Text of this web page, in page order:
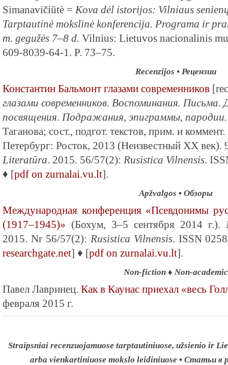
Simanavičiūtė = Kova dėl istorijos: Vilniaus
Tarptautinė mokslinė konferencija. Programa ir
m. gegužės 7–8 d. Vilnius: Lietuvos nacionalinis
609-8039-64-1. P. 73–75.
Recenzijos • Рецензии
Константин Бальмонт глазами современников
глазами современников. Воспоминания. Письма.
посвящения. Подражания, эпиграммы,
Таганова; сост., подгот. текстов, прим. и
Петербург: Росток, 2013 (Неизвестный XX век).
Literatūra. 2015. 56/57(2): Rusistica Vilnensis.
♦ [pdf on zurnalai.vu.lt].
Apžvalgos • Обзоры
Международная конференция «Псевдонимы
(1917–1945)» (Бохум, 3–5 сентября 2014 г.).
2015. Nr 56/57(2): Rusistica Vilnensis. ISSN
researchgate.net] ♦ [pdf on zurnalai.vu.lt].
Non-fiction♦ Non-academic
Павел Лавринец. Как в Каунас приехал «весь
февраля 2015 г.
Straipsniai recenzuojamuose tarptautiniuose, užsienio ir
arba vienkartiniuose mokslo leidiniuose • Статьи в